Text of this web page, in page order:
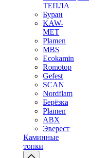
ТЕПЛА
Буран
KAW-
MET
Plamen
MBS
Ecokamin
Romotop
Gefest
SCAN
Nordflam
Берёзка
Plamen
ABX
Эверест
Каминные
топки